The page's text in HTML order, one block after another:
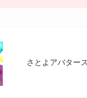
さとよアバター